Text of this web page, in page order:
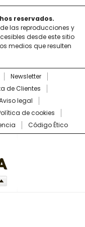
reservados.
de las reproducciones y
desde este sitio
medios que resulten
Newsletter
de Clientes
legal
de cookies
Código Ético